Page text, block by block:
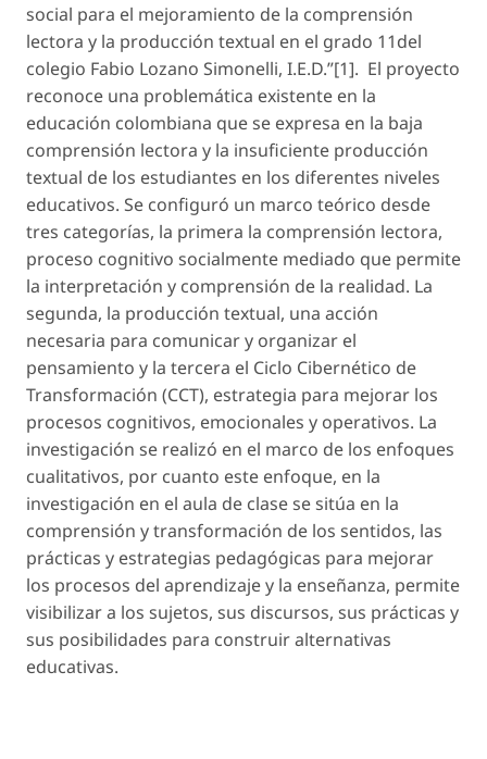
social para el mejoramiento de la comprensión
lectora y la producción textual en el grado 11del
colegio Fabio Lozano Simonelli, I.E.D.”[1]. El proyecto
reconoce una problemática existente en la
educación colombiana que se expresa en la baja
comprensión lectora y la insuficiente producción
textual de los estudiantes en los diferentes niveles
educativos. Se configuró un marco teórico desde
tres categorías, la primera la comprensión lectora,
proceso cognitivo socialmente mediado que permite
la interpretación y comprensión de la realidad. La
segunda, la producción textual, una acción
necesaria para comunicar y organizar el
pensamiento y la tercera el Ciclo Cibernético de
Transformación (CCT), estrategia para mejorar los
procesos cognitivos, emocionales y operativos. La
investigación se realizó en el marco de los enfoques
cualitativos, por cuanto este enfoque, en la
investigación en el aula de clase se sitúa en la
comprensión y transformación de los sentidos, las
prácticas y estrategias pedagógicas para mejorar
los procesos del aprendizaje y la enseñanza, permite
visibilizar a los sujetos, sus discursos, sus prácticas y
sus posibilidades para construir alternativas
educativas.